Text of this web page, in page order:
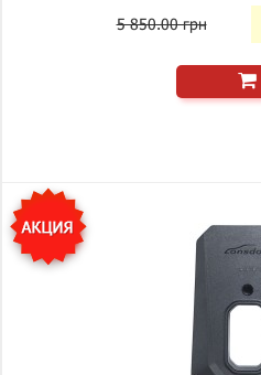
5 850.00 грн